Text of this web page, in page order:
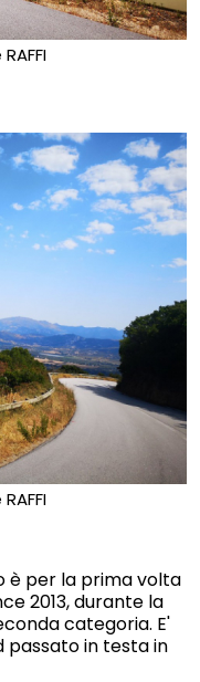
è per la prima volta
2013, durante la
categoria. E'
passato in testa in